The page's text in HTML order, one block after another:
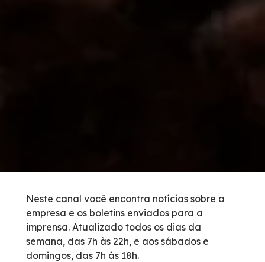
Telefones de Emergência
Cargas Especiais
Neste canal você encontra notícias sobre a
empresa e os boletins enviados para a
imprensa. Atualizado todos os dias da
semana, das 7h às 22h, e aos sábados e
domingos, das 7h às 18h.